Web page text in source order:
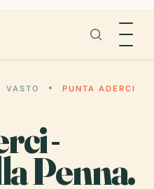
VASTO
PUNTA ADERCI
-
Penna.